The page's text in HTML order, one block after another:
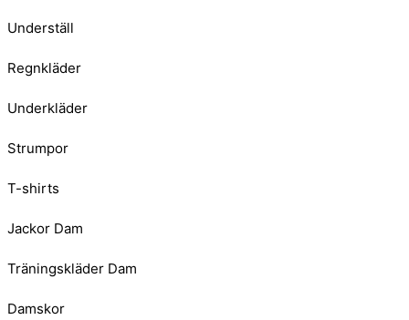
Underställ
Regnkläder
Underkläder
Strumpor
T-shirts
Jackor Dam
Träningskläder Dam
Damskor